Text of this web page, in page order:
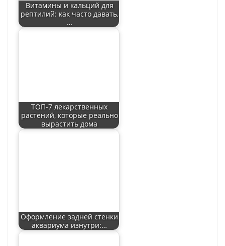
Витамины и кальций для
рептилий: как часто давать,
…
ТОП-7 лекарственных
растений, которые реально
вырастить дома
Оформление задней стенки
аквариума изнутри:…